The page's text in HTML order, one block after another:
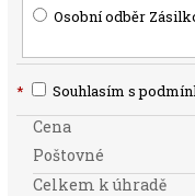
Osobní odběr
* Souhlasím s
Cena
Poštovné
Celkem k úhradě